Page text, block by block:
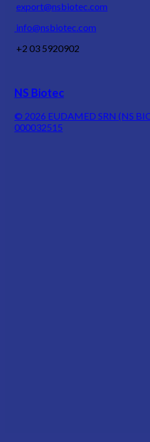
export@nsbiotec.com
info@nsbiotec.com
+2 03 5920902
NS Biotec
© 2026 EUDAMED SRN (NS
000032515